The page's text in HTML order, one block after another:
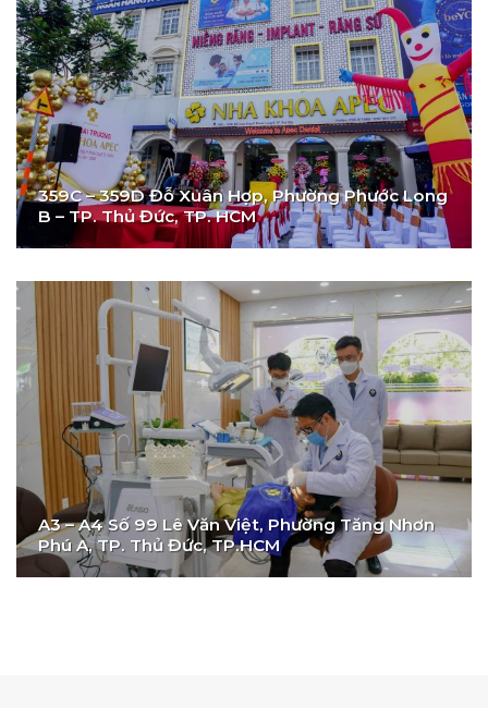
359C – 359D Đỗ Xuân Hợp, Phường Phước Long
B – TP. Thủ Đức, TP. HCM
A3 – A4 Số 99 Lê Văn Việt, Phường Tăng Nhơn
Phú A, TP. Thủ Đức, TP.HCM